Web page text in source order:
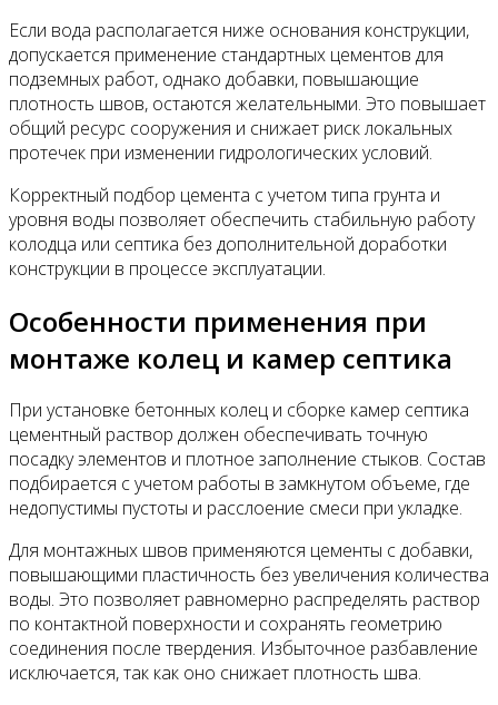
Если вода располагается ниже основания конструкции,
допускается применение стандартных цементов для
подземных работ, однако добавки, повышающие
плотность швов, остаются желательными. Это повышает
общий ресурс сооружения и снижает риск локальных
протечек при изменении гидрологических условий.
Корректный подбор цемента с учетом типа грунта и
уровня воды позволяет обеспечить стабильную работу
колодца или септика без дополнительной доработки
конструкции в процессе эксплуатации.
Особенности применения при
монтаже колец и камер септика
При установке бетонных колец и сборке камер септика
цементный раствор должен обеспечивать точную
посадку элементов и плотное заполнение стыков. Состав
подбирается с учетом работы в замкнутом объеме, где
недопустимы пустоты и расслоение смеси при укладке.
Для монтажных швов применяются цементы с добавки,
повышающими пластичность без увеличения количества
воды. Это позволяет равномерно распределять раствор
по контактной поверхности и сохранять геометрию
соединения после твердения. Избыточное разбавление
исключается, так как оно снижает плотность шва.